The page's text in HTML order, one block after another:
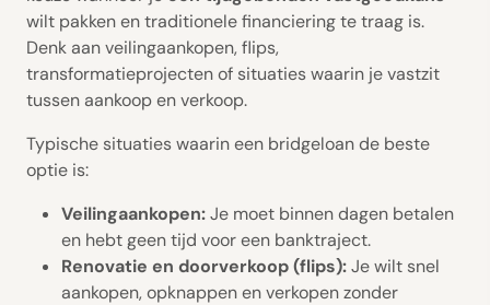
wilt pakken en traditionele financiering te traag is.
Denk aan veilingaankopen, flips,
transformatieprojecten of situaties waarin je vastzit
tussen aankoop en verkoop.
Typische situaties waarin een bridgeloan de beste
optie is:
Veilingaankopen:Je moet binnen dagen betalen
en hebt geen tijd voor een banktraject.
Renovatie en doorverkoop (flips):Je wilt snel
aankopen, opknappen en verkopen zonder